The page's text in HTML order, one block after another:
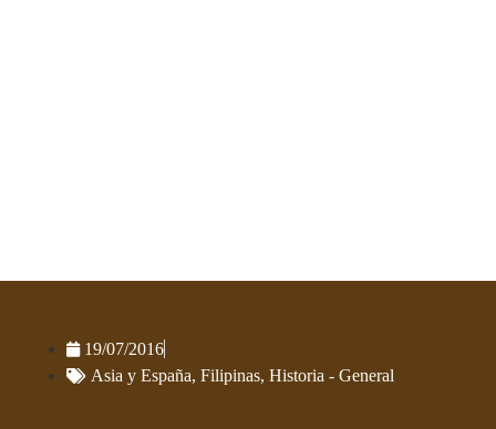
19/07/2016
Asia y España, Filipinas, Historia - General